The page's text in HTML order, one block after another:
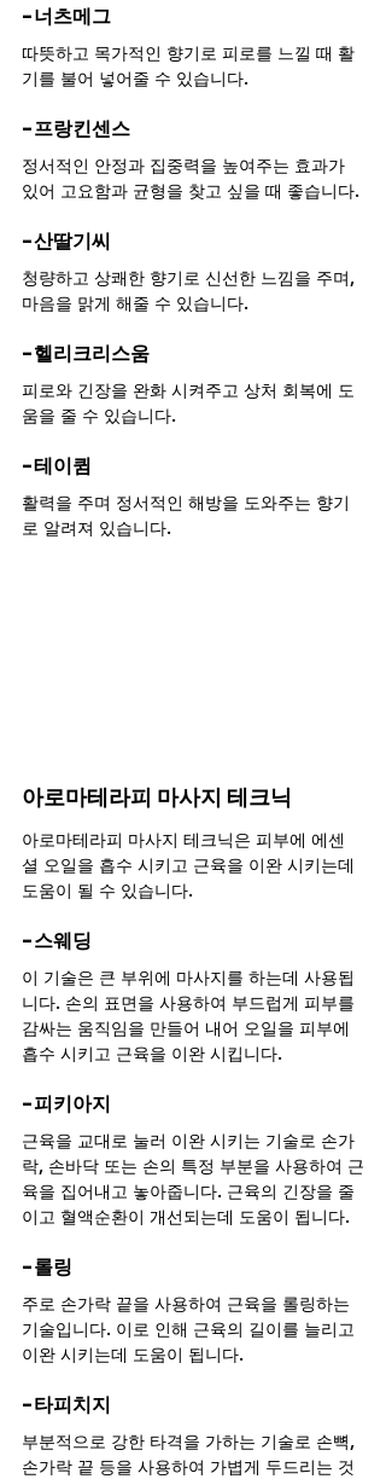
-너츠메그
따뜻하고 목가적인 향기로 피로를 느낄 때 활
기를 불어 넣어줄 수 있습니다.
-프랑킨센스
정서적인 안정과 집중력을 높여주는 효과가
있어 고요함과 균형을 찾고 싶을 때 좋습니다.
-산딸기씨
청량하고 상쾌한 향기로 신선한 느낌을 주며,
마음을 맑게 해줄 수 있습니다.
-헬리크리스움
피로와 긴장을 완화 시켜주고 상처 회복에 도
움을 줄 수 있습니다.
-테이큄
활력을 주며 정서적인 해방을 도와주는 향기
로 알려져 있습니다.
아로마테라피 마사지 테크닉
아로마테라피 마사지 테크닉은 피부에 에센
셜 오일을 흡수 시키고 근육을 이완 시키는데
도움이 될 수 있습니다.
-스웨딩
이 기술은 큰 부위에 마사지를 하는데 사용됩
니다. 손의 표면을 사용하여 부드럽게 피부를
감싸는 움직임을 만들어 내어 오일을 피부에
흡수 시키고 근육을 이완 시킵니다.
-피키아지
근육을 교대로 눌러 이완 시키는 기술로 손가
락, 손바닥 또는 손의 특정 부분을 사용하여 근
육을 집어내고 놓아줍니다. 근육의 긴장을 줄
이고 혈액순환이 개선되는데 도움이 됩니다.
-롤링
주로 손가락 끝을 사용하여 근육을 롤링하는
기술입니다. 이로 인해 근육의 길이를 늘리고
이완 시키는데 도움이 됩니다.
-타피치지
부분적으로 강한 타격을 가하는 기술로 손뼉,
손가락 끝 등을 사용하여 가볍게 두드리는 것